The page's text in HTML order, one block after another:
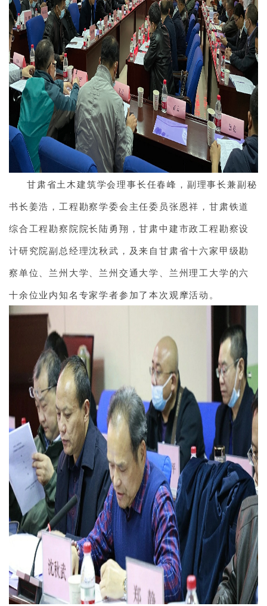
甘肃省土木建筑学会理事长任春峰，副理事长兼副秘
书长姜浩，工程勘察学委会主任委员张恩祥，甘肃铁道
综合工程勘察院院长陆勇翔，甘肃中建市政工程勘察设
计研究院副总经理沈秋武，及来自甘肃省十六家甲级勘
察单位、兰州大学、兰州交通大学、兰州理工大学的六
十余位业内知名专家学者参加了本次观摩活动。